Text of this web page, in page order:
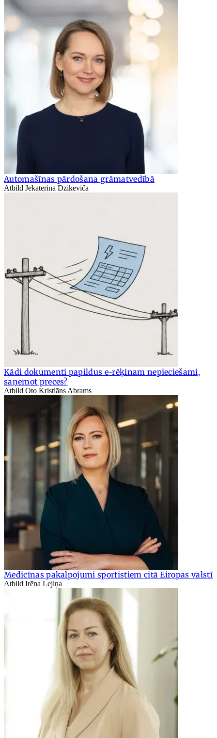
Automašīnas pārdošana grāmatvedībā
Atbild Jekaterina Dzikeviča
Kādi dokumenti papildus e-rēķinam nepieciešami,
saņemot preces?
Atbild Oto Kristiāns Abrams
Medicīnas pakalpojumi sportistiem citā Eiropas valstī
Atbild Irēna Lejiņa